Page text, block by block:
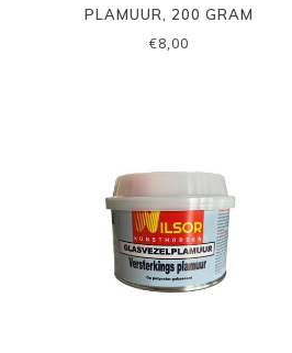
PLAMUUR, 200 GRAM
€8,00